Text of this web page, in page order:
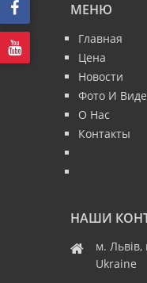
МЕНЮ
Главная
Цена
Новости
Фото И
О Нас
Контакты
НАШИ
м. Львів,
Ukraine